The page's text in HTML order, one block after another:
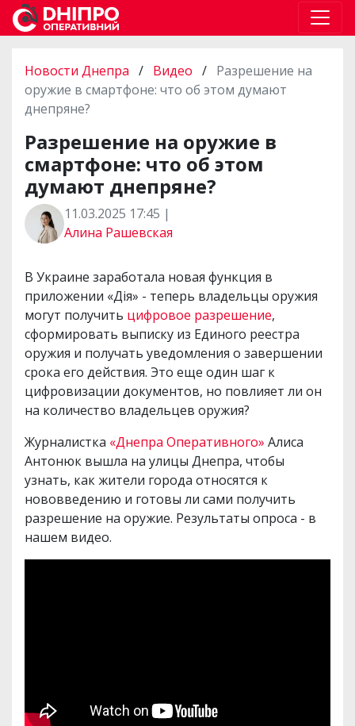
Новости Днепра / Видео / Разрешение на
оружие в смартфоне: что об этом думают
днепряне?
Разрешение на оружие в
смартфоне: что об этом
думают днепряне?
11.03.2025 17:45 |
Алина Рашевская
В Украине заработала новая функция в
приложении «Дія» - теперь владельцы оружия
могут получить цифровое разрешение,
сформировать выписку из Единого реестра
оружия и получать уведомления о завершении
срока его действия. Это еще один шаг к
цифровизации документов, но повлияет ли он
на количество владельцев оружия?
Журналистка «Днепра Оперативного» Алиса
Антонюк вышла на улицы Днепра, чтобы
узнать, как жители города относятся к
нововведению и готовы ли сами получить
разрешение на оружие. Результаты опроса - в
нашем видео.